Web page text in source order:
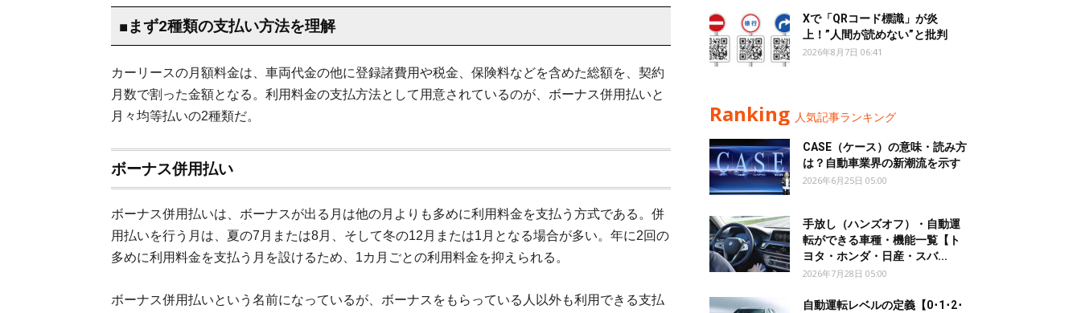
■まず2種類の支払い方法を理解
カーリースの月額料金は、車両代金の他に登録諸費用や税金、保険料などを含めた総額を、契約
月数で割った金額となる。利用料金の支払方法として用意されているのが、ボーナス併用払いと
月々均等払いの2種類だ。
ボーナス併用払い
ボーナス併用払いは、ボーナスが出る月は他の月よりも多めに利用料金を支払う方式である。併
用払いを行う月は、夏の7月または8月、そして冬の12月または1月となる場合が多い。年に2回の
多めに利用料金を支払う月を設けるため、1カ月ごとの利用料金を抑えられる。
ボーナス併用払いという名前になっているが、ボーナスをもらっている人以外も利用できる支払
Xで「QRコード標識」が炎
上！”人間が読めない”と批判
2026年8月7日 06:41
Ranking 人気記事ランキング
CASE（ケース）の意味・読み方
は？自動車業界の新潮流を示す
2026年6月25日 05:00
手放し（ハンズオフ）・自動運
転ができる車種・機能一覧【ト
ヨタ・ホンダ・日産・スバ...
2026年7月28日 05:00
自動運転レベルの定義【0･1･2･